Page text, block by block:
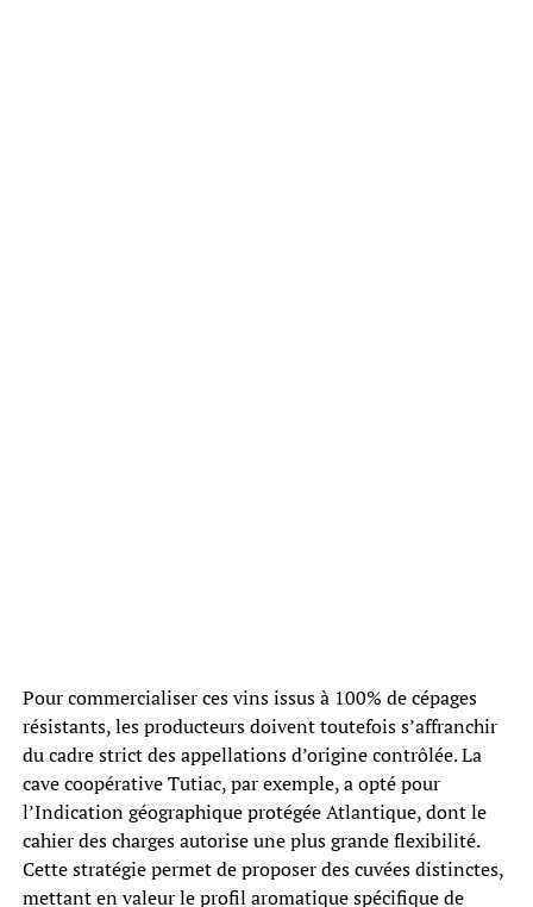
Pour commercialiser ces vins issus à 100% de cépages
résistants, les producteurs doivent toutefois s’affranchir
du cadre strict des appellations d’origine contrôlée. La
cave coopérative Tutiac, par exemple, a opté pour
l’Indication géographique protégée Atlantique, dont le
cahier des charges autorise une plus grande flexibilité.
Cette stratégie permet de proposer des cuvées distinctes,
mettant en valeur le profil aromatique spécifique de